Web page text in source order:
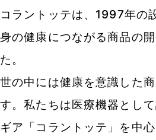
コラントッテは、1997年の
身の健康につながる商品の
た。
世の中には健康を意識した
す。私たちは医療機器とし
ギア「コラントッテ」を中